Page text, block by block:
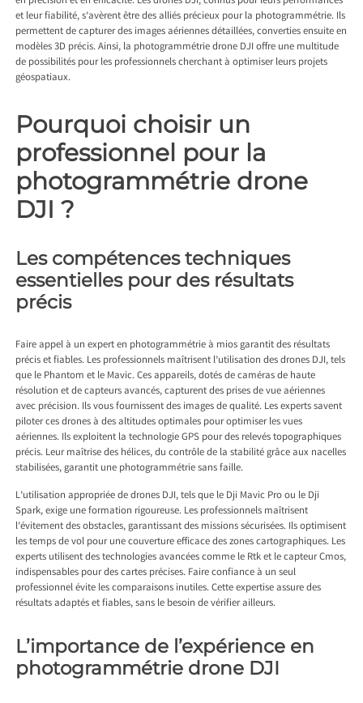
et leur fiabilité, s’avèrent être des alliés précieux pour la photogrammétrie. Ils
permettent de capturer des images aériennes détaillées, converties ensuite en
modèles 3D précis. Ainsi, la photogrammétrie drone DJI offre une multitude
de possibilités pour les professionnels cherchant à optimiser leurs projets
géospatiaux.
Pourquoi choisir un
professionnel pour la
photogrammétrie drone
DJI ?
Les compétences techniques
essentielles pour des résultats
précis
Faire appel à un expert en photogrammétrie à miosgarantit des résultats
précis et fiables. Les professionnels maîtrisent l’utilisation des drones DJI, tels
que le Phantom et le Mavic. Ces appareils, dotés de caméras de haute
résolution et de capteurs avancés, capturent des prises de vue aériennes
avec précision. Ils vous fournissent des images de qualité. Les experts savent
piloter ces drones à des altitudes optimales pour optimiser les vues
aériennes. Ils exploitent la technologie GPS pour des relevés topographiques
précis. Leur maîtrise des hélices, du contrôle de la stabilité grâce aux nacelles
stabilisées, garantit une photogrammétrie sans faille.
L’utilisation appropriée de drones DJI, tels que le Dji Mavic Pro ou le Dji
Spark, exige une formation rigoureuse. Les professionnels maîtrisent
l’évitement des obstacles, garantissant des missions sécurisées. Ils optimisent
les temps de vol pour une couverture efficace des zones cartographiques. Les
experts utilisent des technologies avancées comme le Rtk et le capteur Cmos,
indispensables pour des cartes précises. Faire confiance à un seul
professionnel évite les comparaisons inutiles. Cette expertise assure des
résultats adaptés et fiables, sans le besoin de vérifier ailleurs.
L’importance de l’expérience en
photogrammétrie drone DJI